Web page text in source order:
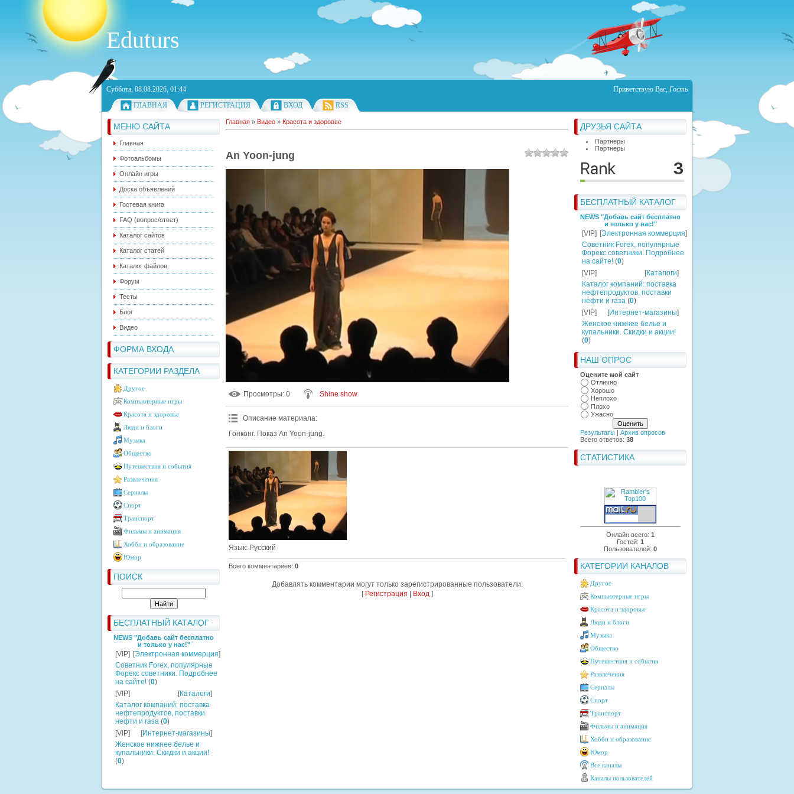
Eduturs
Суббота, 08.08.2026, 01:44 Приветствую Вас, Гость
ГЛАВНАЯ
РЕГИСТРАЦИЯ ВХОД RSS
МЕНЮ САЙТА
Главная
Фотоальбомы
Онлайн игры
Доска объявлений
Гостевая книга
FAQ (вопрос/ответ)
Каталог сайтов
Каталог статей
Каталог файлов
Форум
Тесты
Блог
Видео
ФОРМА ВХОДА
КАТЕГОРИИ РАЗДЕЛА
Другое
Компьютерные игры
Красота и здоровье
Люди и блоги
Музыка
Общество
Путешествия и события
Развлечения
Сериалы
Спорт
Транспорт
Фильмы и анимация
Хобби и образование
Юмор
ПОИСК
БЕСПЛАТНЫЙ КАТАЛОГ
NEWS "Добавь сайт бесплатно
и только у нас!"
[VIP] [Электронная коммерция]
Советник Forex, популярные
Форекс советники. Подробнее
на сайте! (0)
[VIP]
[Каталоги]
Каталог компаний: поставка
нефтепродуктов, поставки
нефти и газа (0)
[VIP]
[Интернет-магазины]
Женское нижнее белье и
купальники. Скидки и акции!
(0)
ДРУЗЬЯ САЙТА
Партнеры
Партнеры
БЕСПЛАТНЫЙ КАТАЛОГ
NEWS "Добавь сайт бесплатно
и только у нас!"
[VIP] [Электронная коммерция]
Советник Forex, популярные
Форекс советники. Подробнее
на сайте! (0)
[VIP]
[Каталоги]
Каталог компаний: поставка
нефтепродуктов, поставки
нефти и газа (0)
[VIP]
[Интернет-магазины]
Женское нижнее белье и
купальники. Скидки и акции!
(0)
НАШ ОПРОС
Оцените мой сайт
Отлично
Хорошо
Неплохо
Плохо
Ужасно
Результаты | Архив опросов
Всего ответов: 38
СТАТИСТИКА
Онлайн всего: 1
Гостей: 1
Пользователей: 0
КАТЕГОРИИ КАНАЛОВ
Другое
Компьютерные игры
Красота и здоровье
Люди и блоги
Музыка
Общество
Путешествия и события
Развлечения
Сериалы
Спорт
Транспорт
Фильмы и анимация
Хобби и образование
Юмор
Все каналы
Каналы пользователей
Главная » Видео » Красота и здоровье
An Yoon-jung
Просмотры: 0 Shine show
Описание материала:
Гонконг. Показ An Yoon-jung.
Язык: Русский
Всего комментариев: 0
Добавлять комментарии могут только зарегистрированные пользователи.
[ Регистрация | Вход ]